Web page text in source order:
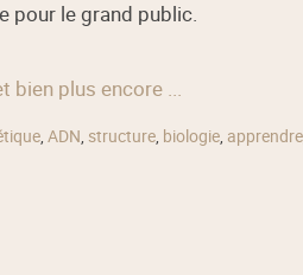
pour le grand public.
bien plus encore ...
, ADN, structure, biologie, apprendre